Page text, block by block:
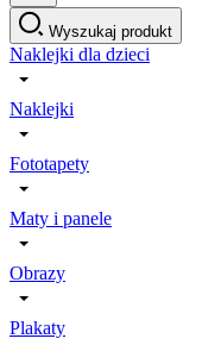
Wyszukaj produkt
Naklejki dla dzieci
Naklejki
Fototapety
Maty i panele
Obrazy
Plakaty